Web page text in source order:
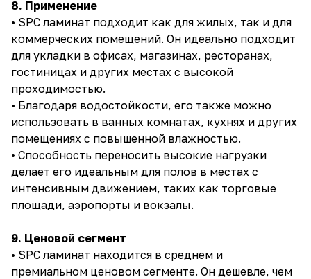
8. Применение
• SPC ламинат подходит как для жилых, так и для
коммерческих помещений. Он идеально подходит
для укладки в офисах, магазинах, ресторанах,
гостиницах и других местах с высокой
проходимостью.
• Благодаря водостойкости, его также можно
использовать в ванных комнатах, кухнях и других
помещениях с повышенной влажностью.
• Способность переносить высокие нагрузки
делает его идеальным для полов в местах с
интенсивным движением, таких как торговые
площади, аэропорты и вокзалы.
9. Ценовой сегмент
• SPC ламинат находится в среднем и
премиальном ценовом сегменте. Он дешевле, чем